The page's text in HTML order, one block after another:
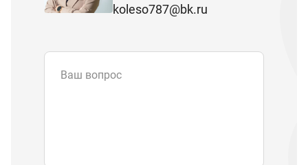
koleso787@bk.ru
Ваш вопрос